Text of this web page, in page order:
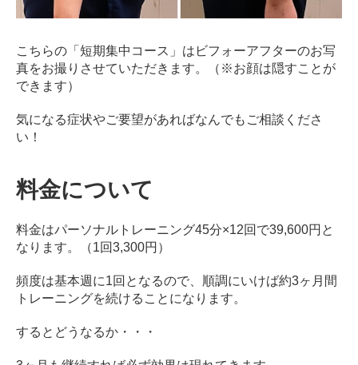
こちらの「短期集中コース」はビフォーアフターのお写
真をお撮りさせていただきます。（※お顔は隠すことが
できます）
気になる症状やご要望があればなんでもご相談くださ
い！
料金について
料金はパーソナルトレーニング45分×12回で39,600円と
なります。（1回3,300円）
頻度は基本週に1回となるので、順調にいけば約3ヶ月間
トレーニングを続けることになります。
するとどうなるか・・・